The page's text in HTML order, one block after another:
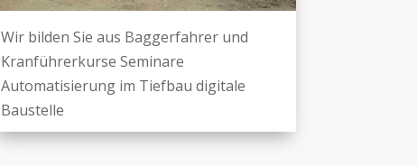
Wir bilden Sie aus Baggerfahrer und
Kranführerkurse Seminare
Automatisierung im Tiefbau digitale
Baustelle